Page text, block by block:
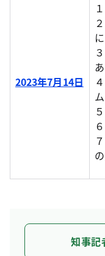
2023年7月14日
知事記